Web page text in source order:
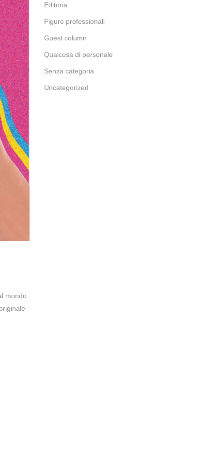
mondo
Editoria
Figure professionali
Guest column
Qualcosa di personale
Senza categoria
Uncategorized